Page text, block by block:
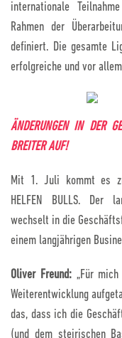
internationale
Rahmen der
definiert. Die gesamte
erfolgreiche und vor
ÄNDERUNGEN IN DER
BREITER AUF!
Mit 1. Juli kommt es zu
HELFEN BULLS. Der
wechselt in die
einem langjährigen
Oliver Freund: „Für
Weiterentwicklung
das, dass ich die
(und dem steirischen